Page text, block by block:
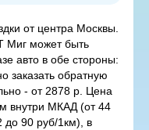
от центра Москвы.
Миг может быть
авто в обе стороны:
обратную
- от 2878 р. Цена
внутри МКАД (от 44
до 90 руб/1км), в